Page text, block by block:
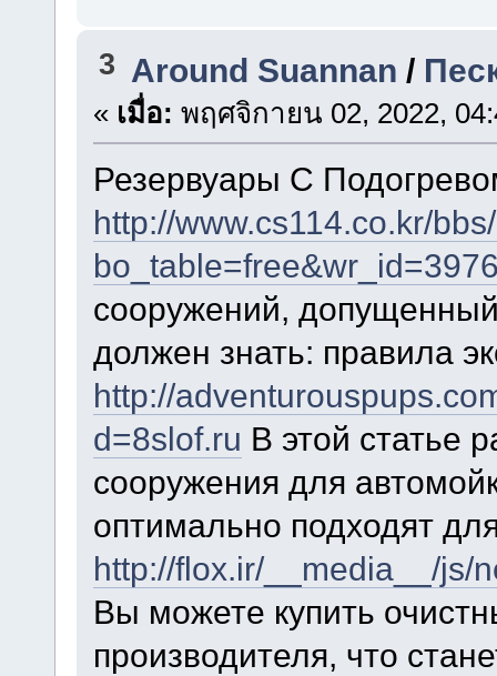
3 Around Suannan /
« เมื่อ: พฤศจิกายน 02, 2022,
Резервуары С
http://www.cs114.co.kr/
сооружений,
должен знать: правила
http://
d=8slof.ru В этой статье
сооружения для
оптимально подходят
http://flox.ir/__media__/js/
Вы можете купить
производителя, что